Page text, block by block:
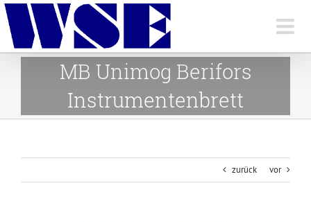
Skip
content
MB Unimog Berifors
Instrumentenbrett
zurück vor